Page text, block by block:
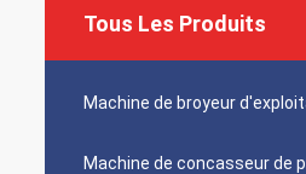
Tous Les Produits
Machine de broyeur
Machine de concasseur de